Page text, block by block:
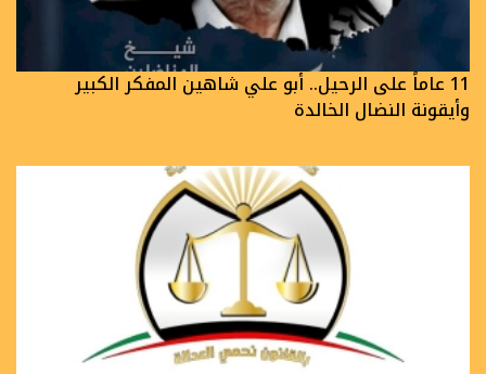
11 عاماً على الرحيل.. أبو علي شاهين المفكر الكبير
وأيقونة النضال الخالدة